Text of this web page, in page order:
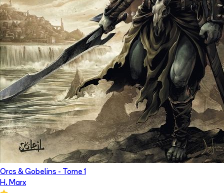
Orcs & Gobelins - Tome 1
H. Marx